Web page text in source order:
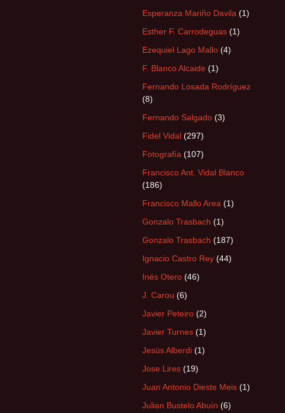
Esperanza Mariño Davila (1)
Esther F. Carrodeguas (1)
Ezequiel Lago Mallo (4)
F. Blanco Alcaide (1)
Fernando Losada Rodríguez
(8)
Fernando Salgado (3)
Fidel Vidal (297)
Fotografía (107)
Francisco Ant. Vidal Blanco
(186)
Francisco Mallo Area (1)
Gonzalo Trasbach (1)
Gonzalo Trasbach (187)
Ignacio Castro Rey (44)
Inés Otero (46)
J. Carou (6)
Javier Peteiro (2)
Javier Turnes (1)
Jesús Alberdi (1)
Jose Lires (19)
Juan Antonio Dieste Meis (1)
Julian Bustelo Abuín (6)